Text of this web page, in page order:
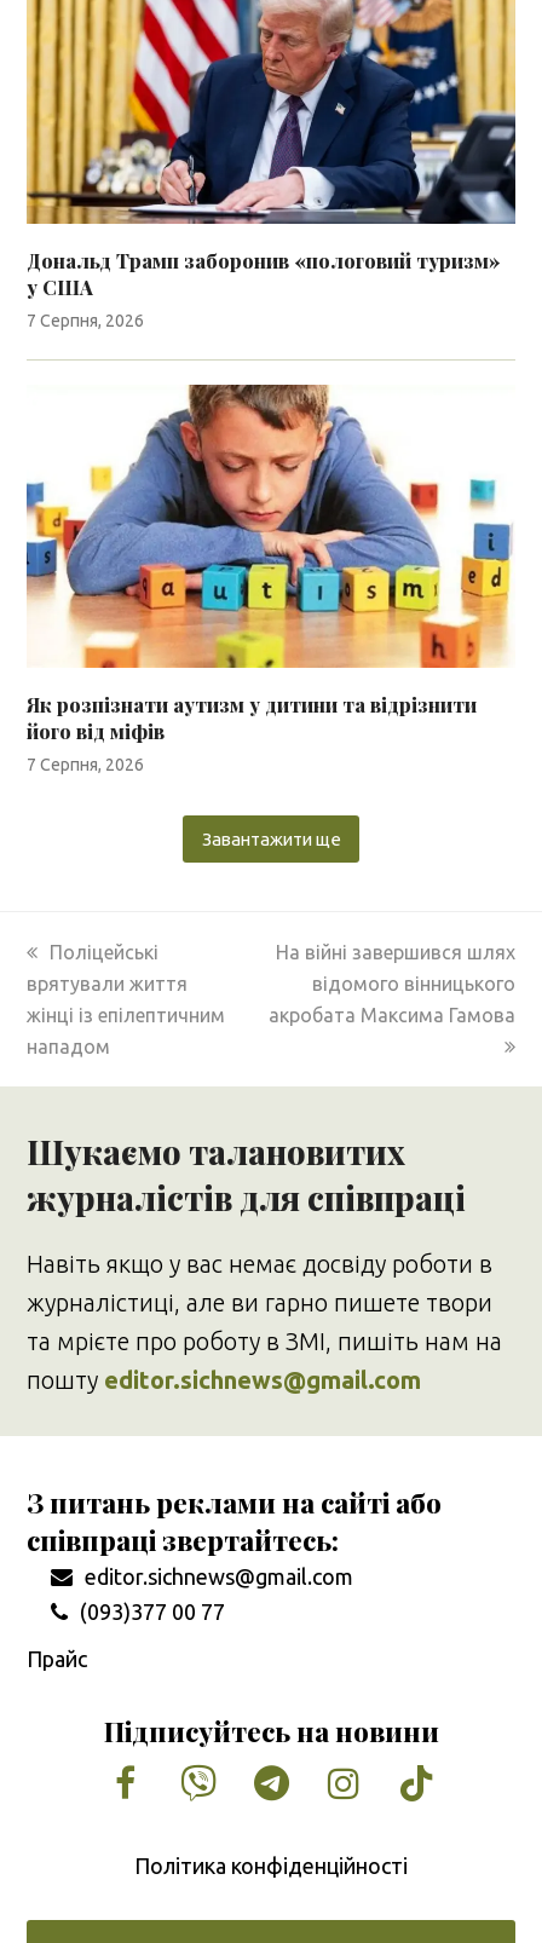
Дональд Трамп заборонив «пологовий туризм»
у США
7 Серпня, 2026
Як розпізнати аутизм у дитини та відрізнити
його від міфів
7 Серпня, 2026
Завантажити ще
previous
post:
Поліцейські
врятували життя
жінці із епілептичним
нападом
next
post:
На війні завершився шлях
відомого вінницького
акробата Максима Гамова
Шукаємо талановитих
журналістів для співпраці
Навіть якщо у вас немає досвіду роботи в
журналістиці, але ви гарно пишете твори
та мрієте про роботу в ЗМІ, пишіть нам на
пошту editor.sichnews@gmail.com
З питань реклами на сайті або
співпраці звертайтесь:
editor.sichnews@gmail.com
(093)377 00 77
Прайс
Підписуйтесь на новини
Facebook
VimeoTumblrInstagram
Tiktok
Політика конфіденційності